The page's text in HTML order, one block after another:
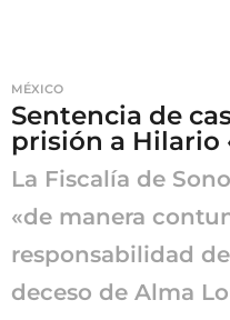
MÉXICO
Sentencia de
prisión a Hilario
La Fiscalía de
«de manera
responsabilidad
deceso de Alma